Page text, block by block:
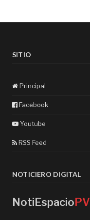
SITIO
Principal
Facebook
Youtube
RSS Feed
NOTICIERO DIGITAL
NotiEspacioPV